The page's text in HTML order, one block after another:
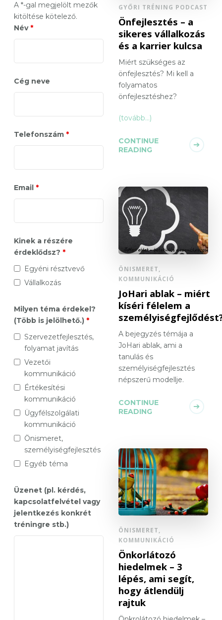
A *-gal megjelölt mezők
kitöltése kötelező.
Név *
Cég neve
Telefonszám *
Email *
Kinek a részére
érdeklődsz? *
Egyéni résztvevő
Vállalkozás
Milyen téma érdekel?
(Több is jelölhető.) *
Szervezetfejlesztés,
folyamat javítás
Vezetői
kommunikáció
Értékesítési
kommunikáció
Ügyfélszolgálati
kommunikáció
Önismeret,
személyiségfejlesztés
Egyéb téma
Üzenet (pl. kérdés,
kapcsolatfelvétel vagy
jelentkezés konkrét
tréningre stb.)
GYŐRI TRÉNING PODCAST
Önfejlesztés – a
sikeres vállalkozás
és a karrier kulcsa
Miért szükséges az
önfejlesztés? Mi kell a
folyamatos
önfejlesztéshez?
(tovább…)
CONTINUE
READING
ÖNISMERET,
KOMMUNIKÁCIÓ
JoHari ablak – miért
kíséri félelem a
A bejegyzés témája a
JoHari ablak, ami a
tanulás és
személyiségfejlesztés
népszerű modellje.
CONTINUE
READING
ÖNISMERET,
KOMMUNIKÁCIÓ
Önkorlátozó
hiedelmek – 3
lépés, ami segít,
hogy átlendülj
rajtuk